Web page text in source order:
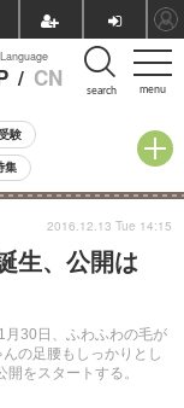
menu
Language
/ CN search
験
集
学校受験
事生、公開は
30日、ふわふわの毛が
の足腰もしっかりとし
をスタートする。
2016.12.13 Tue 14:15